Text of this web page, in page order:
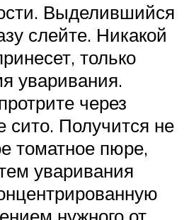
Выделившийся
слейте. Никакой
только
уваривания.
через
сито. Получится не
томатное пюре,
уваривания